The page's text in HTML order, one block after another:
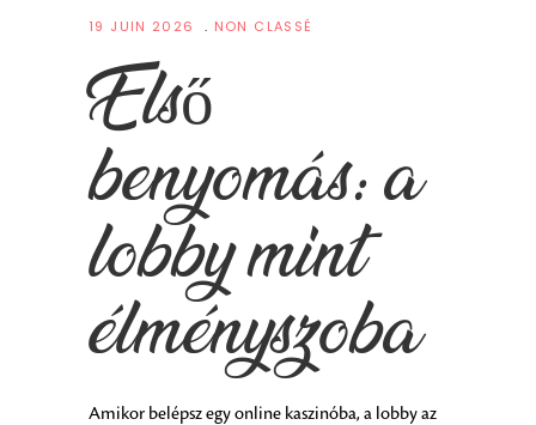
19 JUIN 2026 NON CLASSÉ
Első
benyomás: a
lobby mint
élményszoba
Amikor belépsz egy online kaszinóba, a lobby az